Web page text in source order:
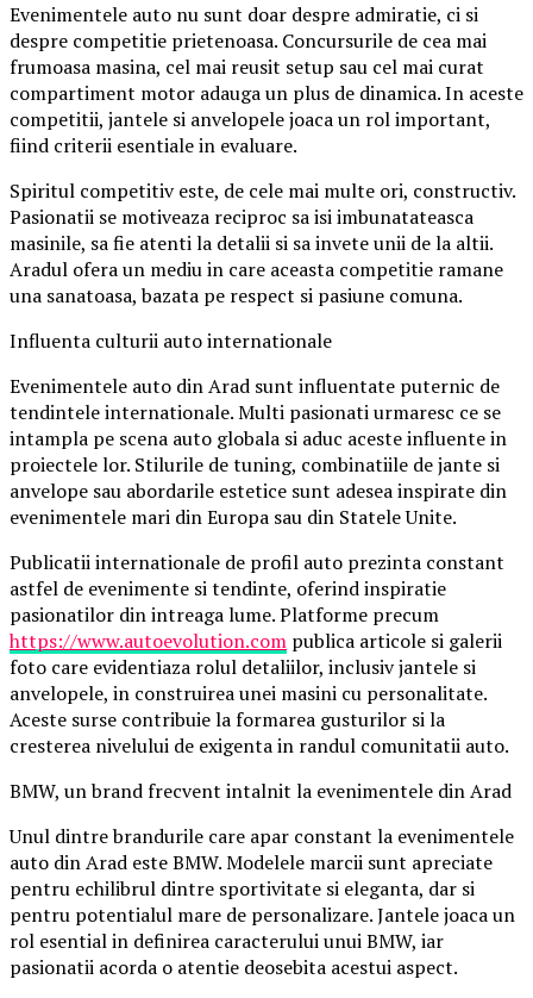
Evenimentele auto nu sunt doar despre admiratie, ci si
despre competitie prietenoasa. Concursurile de cea mai
frumoasa masina, cel mai reusit setup sau cel mai curat
compartiment motor adauga un plus de dinamica. In aceste
competitii, jantele si anvelopele joaca un rol important,
fiind criterii esentiale in evaluare.
Spiritul competitiv este, de cele mai multe ori, constructiv.
Pasionatii se motiveaza reciproc sa isi imbunatateasca
masinile, sa fie atenti la detalii si sa invete unii de la altii.
Aradul ofera un mediu in care aceasta competitie ramane
una sanatoasa, bazata pe respect si pasiune comuna.
Influenta culturii auto internationale
Evenimentele auto din Arad sunt influentate puternic de
tendintele internationale. Multi pasionati urmaresc ce se
intampla pe scena auto globala si aduc aceste influente in
proiectele lor. Stilurile de tuning, combinatiile de jante si
anvelope sau abordarile estetice sunt adesea inspirate din
evenimentele mari din Europa sau din Statele Unite.
Publicatii internationale de profil auto prezinta constant
astfel de evenimente si tendinte, oferind inspiratie
pasionatilor din intreaga lume. Platforme precum
https://www.autoevolution.com publica articole si galerii
foto care evidentiaza rolul detaliilor, inclusiv jantele si
anvelopele, in construirea unei masini cu personalitate.
Aceste surse contribuie la formarea gusturilor si la
cresterea nivelului de exigenta in randul comunitatii auto.
BMW, un brand frecvent intalnit la evenimentele din Arad
Unul dintre brandurile care apar constant la evenimentele
auto din Arad este BMW. Modelele marcii sunt apreciate
pentru echilibrul dintre sportivitate si eleganta, dar si
pentru potentialul mare de personalizare. Jantele joaca un
rol esential in definirea caracterului unui BMW, iar
pasionatii acorda o atentie deosebita acestui aspect.